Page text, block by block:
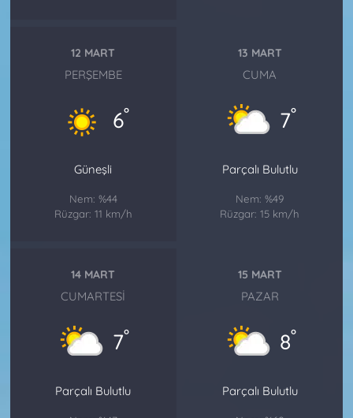
12 MART
PERŞEMBE
6°
Güneşli
Nem: %44
Rüzgar: 11 km/h
13 MART
CUMA
7°
Parçalı Bulutlu
Nem: %49
Rüzgar: 15 km/h
14 MART
CUMARTESI
7°
Parçalı Bulutlu
15 MART
PAZAR
8°
Parçalı Bulutlu